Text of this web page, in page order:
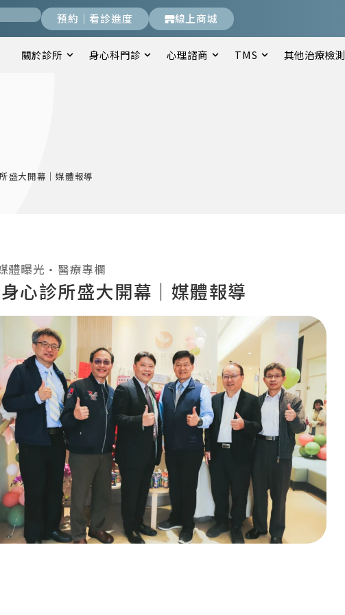
預約｜看診進度 線上商城
關於診所 身心科門診 心理諮商 TMS 其他治療檢測
盛大開幕｜媒體報導
體曝光 •醫療專欄
心診所盛大開幕｜媒體報導